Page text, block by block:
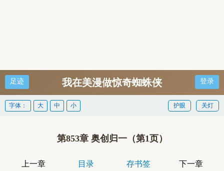
足迹 我在美漫做惊奇蜘蛛侠 登录
关灯
护眼
字体： 大 中 小
第853章 奥创归一（第1页）
上一章 目录 存书签 下一章